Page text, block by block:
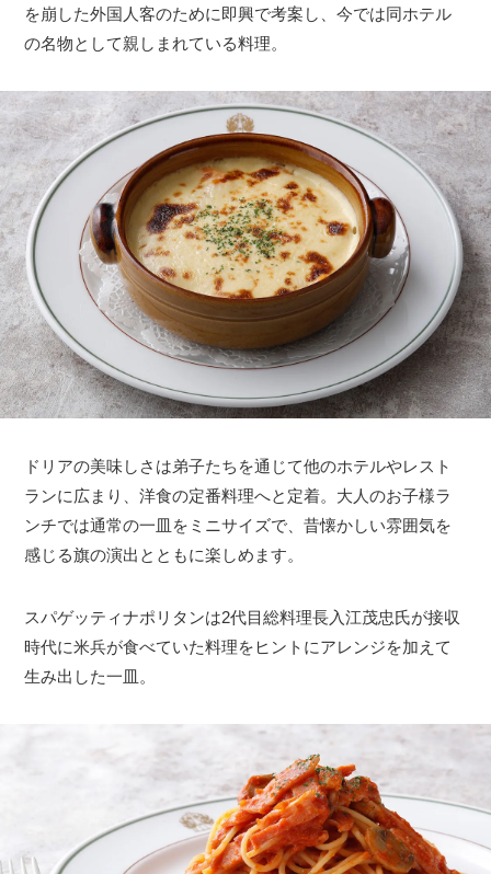
を崩した外国人客のために即興で考案し、今では同ホテル
の名物として親しまれている料理。
ドリアの美味しさは弟子たちを通じて他のホテルやレスト
ランに広まり、洋食の定番料理へと定着。大人のお子様ラ
ンチでは通常の一皿をミニサイズで、昔懐かしい雰囲気を
感じる旗の演出とともに楽しめます。
スパゲッティナポリタンは2代目総料理長入江茂忠氏が接収
時代に米兵が食べていた料理をヒントにアレンジを加えて
生み出した一皿。